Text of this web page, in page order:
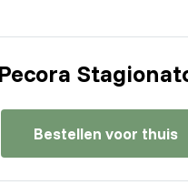
Bestellen voor thuis